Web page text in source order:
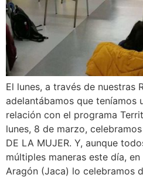
El lunes, a través de nuestras
adelantábamos que teníamos
relación con el programa
lunes, 8 de marzo,
DE LA MUJER. Y, aunque
múltiples maneras este día,
Aragón (Jaca) lo celebramos